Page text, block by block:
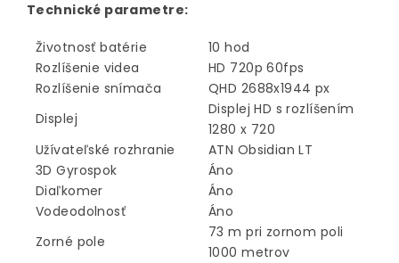
Technické parametre:
Životnosť batérie
10 hod
Rozlíšenie videa
HD 720p 60fps
Rozlíšenie snímača
QHD 2688x1944 px
Displej
Displej HD s rozlíšením
1280 x 720
Užívateľské rozhranie
ATN Obsidian LT
3D Gyrospok
Áno
Diaľkomer
Áno
Vodeodolnosť
Áno
Zorné pole
73 m pri zornom poli
1000 metrov